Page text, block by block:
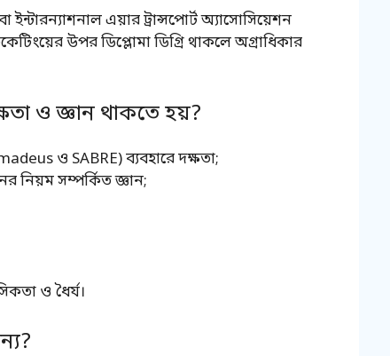
ইন্টারন্যাশনাল এয়ার ট্রান্সপোর্ট অ্যাসোসিয়েশন
উপর ডিপ্লোমা ডিগ্রি থাকলে অগ্রাধিকার
ও জ্ঞান থাকতে হয়?
ও SABRE) ব্যবহারে দক্ষতা;
নিয়ম সম্পর্কিত জ্ঞান;
ও ধৈর্য।